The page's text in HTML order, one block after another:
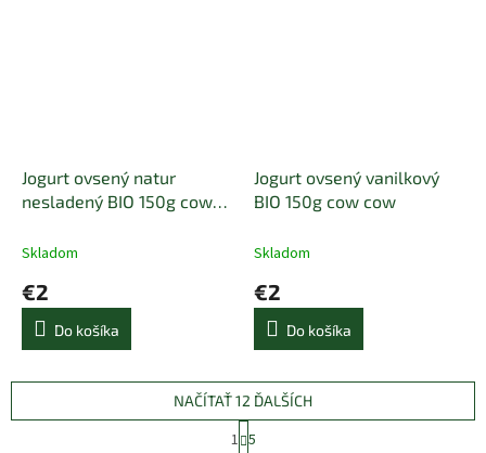
Jogurt ovsený natur
nesladený BIO 150g cow
Skladom
€2
Do košíka
Jogurt ovsený vanilkový
BIO 150g cow cow
Skladom
€2
Do košíka
NAČÍTAŤ 12 ĎALŠÍCH
t
1 5